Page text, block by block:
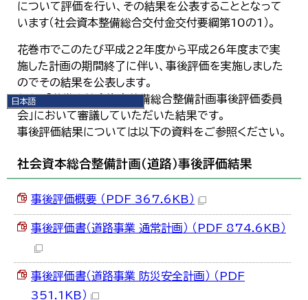
日本語
日本語
English
繁體中文
について評価を行い、その結果を公表することとなって
います（社会資本整備総合交付金交付要綱第10の1）。
花巻市でこのたび平成22年度から平成26年度まで実
施した計画の期間終了に伴い、事後評価を実施しました
のでその結果を公表します。
なお、「花巻市社会資本整備総合整備計画事後評価委員
会」において審議していただいた結果です。
事後評価結果については以下の資料をご参照ください。
社会資本総合整備計画（道路）事後評価結果
事後評価概要 （PDF 367.6KB）
事後評価書（道路事業 通常計画） （PDF 874.6KB）
事後評価書（道路事業 防災安全計画） （PDF
351.1KB）